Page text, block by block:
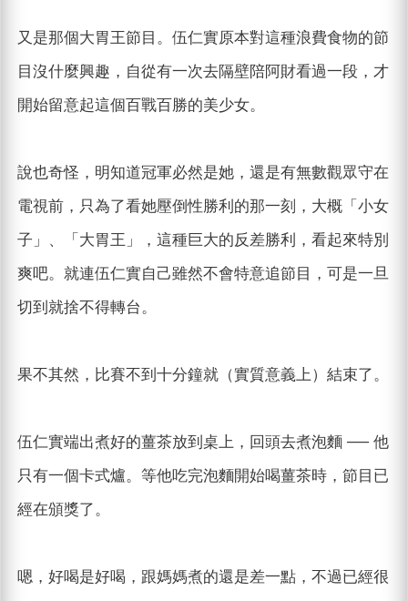
又是那個大胃王節目。伍仁實原本對這種浪費食物的節
目沒什麼興趣，自從有一次去隔壁陪阿財看過一段，才
開始留意起這個百戰百勝的美少女。
說也奇怪，明知道冠軍必然是她，還是有無數觀眾守在
電視前，只為了看她壓倒性勝利的那一刻，大概「小女
子」、「大胃王」，這種巨大的反差勝利，看起來特別
爽吧。就連伍仁實自己雖然不會特意追節目，可是一旦
切到就捨不得轉台。
果不其然，比賽不到十分鐘就（實質意義上）結束了。
伍仁實端出煮好的薑茶放到桌上，回頭去煮泡麵 ── 他
只有一個卡式爐。等他吃完泡麵開始喝薑茶時，節目已
經在頒獎了。
嗯，好喝是好喝，跟媽媽煮的還是差一點，不過已經很